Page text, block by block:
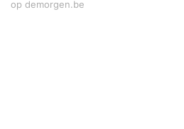
op demorgen.be